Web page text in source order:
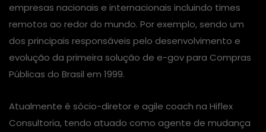
empresas nacionais e internacionais incluindo times
remotos ao redor do mundo. Por exemplo, sendo um
dos principais responsáveis pelo desenvolvimento e
evolução da primeira solução de e-gov para Compras
Públicas do Brasil em 1999.
Atualmente é sócio-diretor e agile coach na Hiflex
Consultoria, tendo atuado como agente de mudança